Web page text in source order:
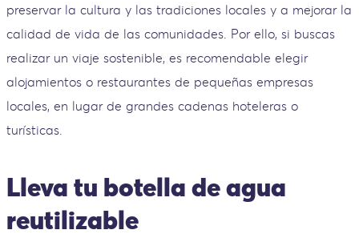
preservar la cultura y las tradiciones locales y a mejorar la
calidad de vida de las comunidades. Por ello, si buscas
realizar un viaje sostenible, es recomendable elegir
alojamientos o restaurantes de pequeñas empresas
locales, en lugar de grandes cadenas hoteleras o
turísticas.
Lleva tu botella de agua
reutilizable